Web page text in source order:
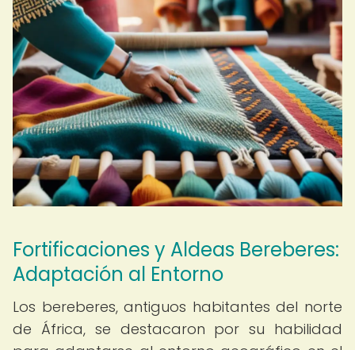
Fortificaciones y Aldeas Bereberes:
Adaptación al Entorno
Los bereberes, antiguos habitantes del norte
de África, se destacaron por su habilidad